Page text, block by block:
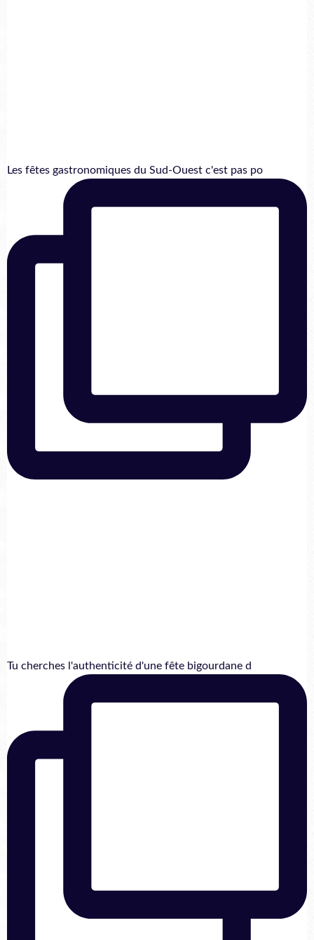
Les fêtes gastronomiques du Sud-Ouest c'est pas po
Tu cherches l'authenticité d'une fête bigourdane d